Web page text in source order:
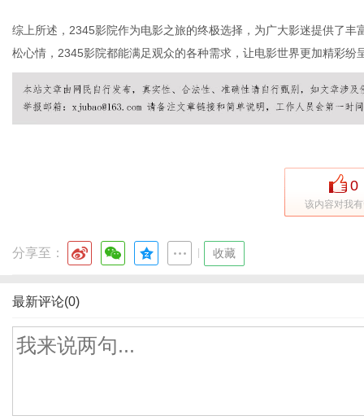
综上所述，2345影院作为电影之旅的终极选择，为广大影迷提供了
松心情，2345影院都能满足观众的各种需求，让电影世界更加精彩
0
该内容对我
分享至： 收藏
最新评论(0)